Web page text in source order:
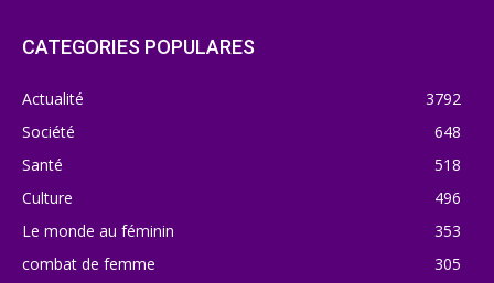
CATEGORIES POPULARES
Actualité
3792
Société
648
Santé
518
Culture
496
Le monde au féminin
353
combat de femme
305